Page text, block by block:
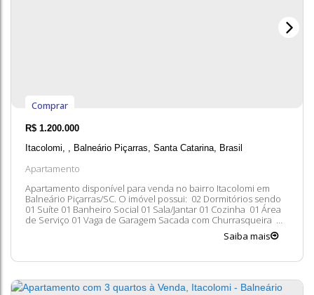
Apartamento
R$ 1.200.000
Itacolomi
Balneário Piçarras Santa Catarina Brasil
Apartamento disponível para venda no bairro Itacolomi em
Balneário Piçarras/SC. O imóvel possui: 02 Dormitórios sendo
01 Suíte 01 Banheiro Social 01 Sala/Jantar 01 Cozinha 01 Área
de Serviço 01 Vaga de Garagem Sacada com Churrasqueira
Entre em contato conosco para mais informações, ficaremos
Comprar
Saiba mais